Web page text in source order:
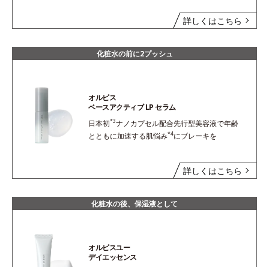
詳しくはこちら
化粧水の前に2プッシュ
オルビス
ベースアクティブ LP セラム
日本初*3ナノカプセル配合先行型美容液で年齢
とともに加速する肌悩み*4にブレーキを
詳しくはこちら
化粧水の後、保湿液として
オルビスユー
デイエッセンス